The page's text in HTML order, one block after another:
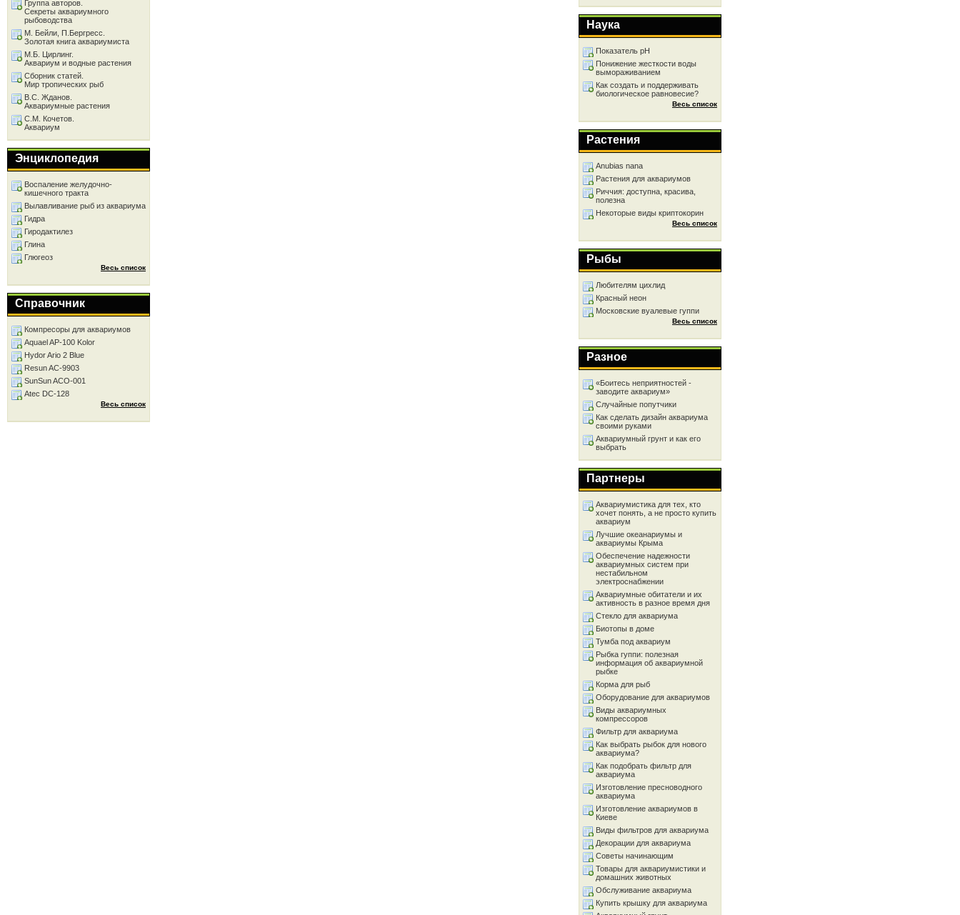
Наука
Показатель рН
Понижение жесткоcти воды
вымораживанием
Как создать и поддерживать
биологическое равновесие?
Весь список
Растения
Anubias nana
Растения для аквариумов
Риччия: доступна, красива,
полезна
Некоторые виды криптокорин
Весь список
Рыбы
Любителям цихлид
Красный неон
Московские вуалевые гуппи
Весь список
Разное
«Боитесь неприятностей -
заводите аквариум»
Случайные попутчики
Как сделать дизайн аквариума
своими руками
Аквариумный грунт и как его
выбрать
Партнеры
Аквариумистика для тех, кто
хочет понять, а не просто купить
аквариум
Лучшие океанариумы и
аквариумы Крыма
Обеспечение надежности
аквариумных систем при
нестабильном
электроснабжении
Аквариумные обитатели и их
активность в разное время дня
Стекло для аквариума
Биотопы в доме
Тумба под аквариум
Рыбка гуппи: полезная
информация об аквариумной
рыбке
Корма для рыб
Оборудование для аквариумов
Виды аквариумных
компрессоров
Фильтр для аквариума
Как выбрать рыбок для нового
аквариума?
Как подобрать фильтр для
аквариума
Изготовление пресноводного
аквариума
Изготовление аквариумов в
Киеве
Виды фильтров для аквариума
Декорации для аквариума
Советы начинающим
Товары для аквариумистики и
домашних животных
Обслуживание аквариума
Купить крышку для аквариума
Группа авторов.
Секреты аквариумного
рыбоводства
М. Бейли, П.Бергресс.
Золотая книга аквариумиста
М.Б. Цирлинг.
Аквариум и водные растения
Сборник статей.
Мир тропических рыб
В.С. Жданов.
Аквариумные растения
С.М. Кочетов.
Аквариум
Энциклопедия
Воспаление желудочно-
кишечного тракта
Вылавливание рыб из аквариума
Гидра
Гиродактилез
Глина
Глюгеоз
Весь список
Справочник
Компресоры для аквариумов
Aquael AP-100 Kolor
Hydor Ario 2 Blue
Resun AC-9903
SunSun ACO-001
Atec DC-128
Весь список